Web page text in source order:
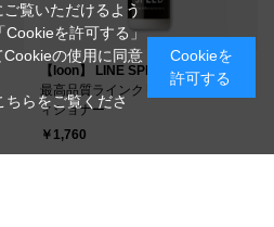
【loon】 LINE SPEED
最高品質ラインクリーナー・コンデ
ィショナー
￥1,760
覧いただけるよう
を許可する」
の使用に同意
らをご覧くださ
Cookieを
許可する